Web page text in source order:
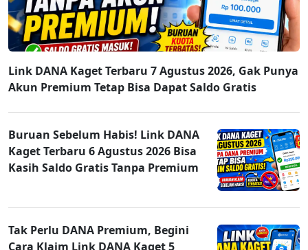
Link DANA Kaget Terbaru 7 Agustus 2026, Gak Punya
Akun Premium Tetap Bisa Dapat Saldo Gratis
Buruan Sebelum Habis! Link DANA
Kaget Terbaru 6 Agustus 2026 Bisa
Kasih Saldo Gratis Tanpa Premium
Tak Perlu DANA Premium, Begini
Cara Klaim Link DANA Kaget 5